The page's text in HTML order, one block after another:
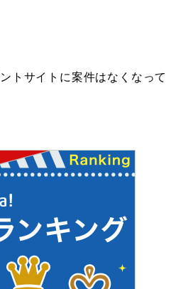
トサイトに案件はなくなって